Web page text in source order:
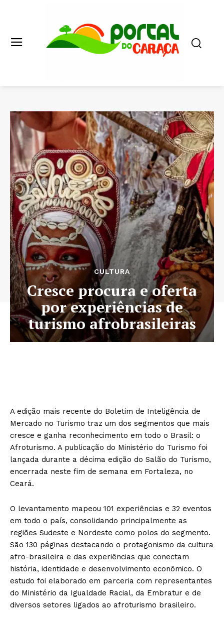
CULTURA
Cresce procura e oferta
por experiências de
turismo afrobrasileiras
A edição mais recente do Boletim de Inteligência de
Mercado no Turismo traz um dos segmentos que mais
cresce e ganha reconhecimento em todo o Brasil: o
Afroturismo. A publicação do Ministério do Turismo foi
lançada durante a décima edição do Salão do Turismo,
encerrada neste fim de semana em Fortaleza, no
Ceará.
O levantamento mapeou 101 experiências e 32 eventos
em todo o país, consolidando principalmente as
regiões Sudeste e Nordeste como polos do segmento.
São 130 páginas destacando o protagonismo da cultura
afro-brasileira e das experiências que conectam
história, identidade e desenvolvimento econômico. O
estudo foi elaborado em parceria com representantes
do Ministério da Igualdade Racial, da Embratur e de
diversos setores ligados ao afroturismo brasileiro.